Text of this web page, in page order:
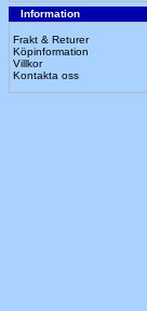
Information
Frakt & Returer
Köpinformation
Villkor
Kontakta oss